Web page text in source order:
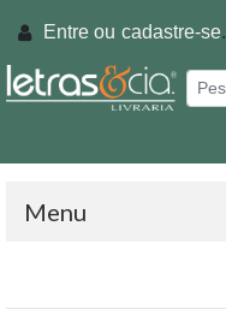
Entre ou cadastre-se.
Menu